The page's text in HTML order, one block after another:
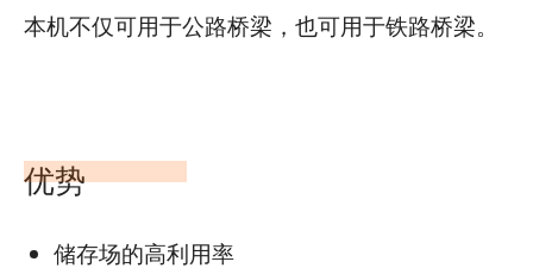
本机不仅可用于公路桥梁，也可用于铁路桥梁。
优势
储存场的高利用率